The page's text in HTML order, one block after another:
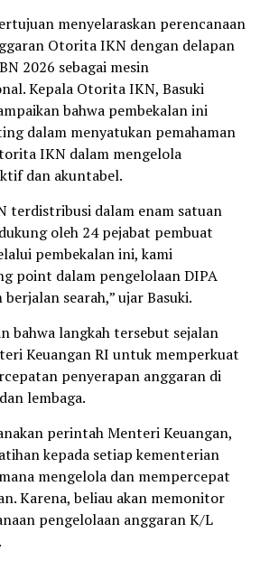
menyelaraskan perencanaan
Otorita IKN dengan delapan
2026 sebagai mesin
Kepala Otorita IKN, Basuki
bahwa pembekalan ini
dalam menyatukan pemahaman
IKN dalam mengelola
dan akuntabel.
terdistribusi dalam enam satuan
oleh 24 pejabat pembuat
pembekalan ini, kami
point dalam pengelolaan DIPA
searah,” ujar Basuki.
bahwa langkah tersebut sejalan
Keuangan RI untuk memperkuat
penyerapan anggaran di
lembaga.
perintah Menteri Keuangan,
kepada setiap kementerian
mengelola dan mempercepat
Karena, beliau akan memonitor
pengelolaan anggaran K/L